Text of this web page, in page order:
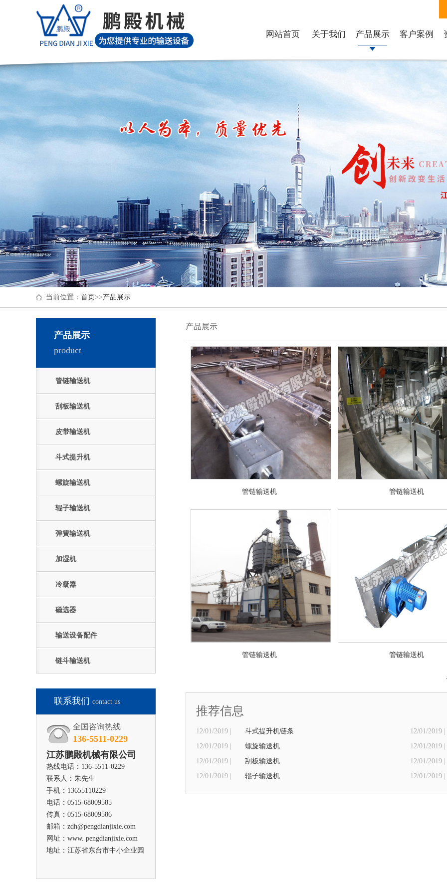
网站首页 关于我们 产品展示 客户案例
当前位置： 首页>>产品展示
产品展示
product
管链输送机
刮板输送机
皮带输送机
斗式提升机
螺旋输送机
辊子输送机
弹簧输送机
加湿机
冷凝器
磁选器
输送设备配件
链斗输送机
联系我们 contact us
全国咨询热线
136-5511-0229
江苏鹏殿机械有限公司
热线电话：136-5511-0229
联系人：朱先生
手机：13655110229
电话：0515-68009585
传真：0515-68009586
邮箱：zdh@pengdianjixie.com
网址：www. pengdianjixie.com
地址：江苏省东台市中小企业园
产品展示
管链输送机 管链输送机
管链输送机 管链输送机
推荐信息
12/01/2019 | 斗式提升机链条
12/01/2019 |
12/01/2019 |
​螺旋输送机
12/01/2019 |
12/01/2019 |
刮板输送机
12/01/2019 |
12/01/2019 |
辊子输送机 12/01/2019 |